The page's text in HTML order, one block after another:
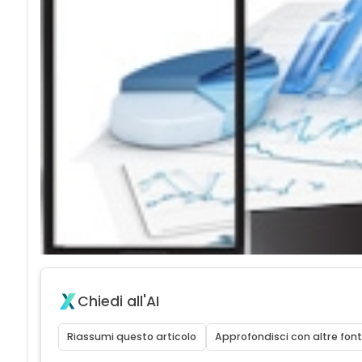
Chiedi all'AI
Riassumi questo articolo Approfondisci con altre